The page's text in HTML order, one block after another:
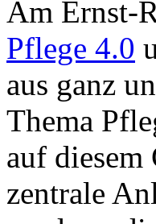
Am Ernst-
Pflege 4.0
aus ganz
Thema
auf diesem
zentrale